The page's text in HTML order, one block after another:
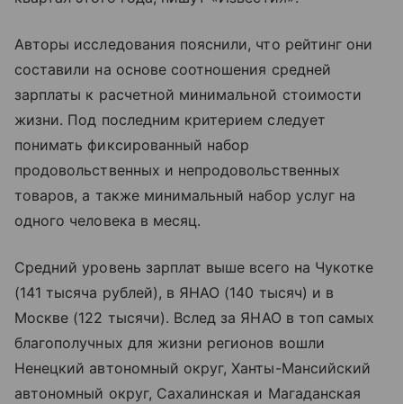
Авторы исследования пояснили, что рейтинг они
составили на основе соотношения средней
зарплаты к расчетной минимальной стоимости
жизни. Под последним критерием следует
понимать фиксированный набор
продовольственных и непродовольственных
товаров, а также минимальный набор услуг на
одного человека в месяц.
Средний уровень зарплат выше всего на Чукотке
(141 тысяча рублей), в ЯНАО (140 тысяч) и в
Москве (122 тысячи). Вслед за ЯНАО в топ самых
благополучных для жизни регионов вошли
Ненецкий автономный округ, Ханты-Мансийский
автономный округ, Сахалинская и Магаданская